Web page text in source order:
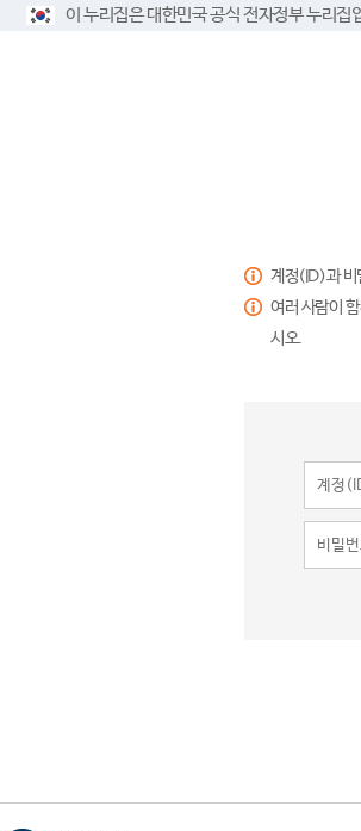
이 누리집은 대한민국 공식 전자정부 누리집
계정(ID)과 비
여러 사람이
시오.